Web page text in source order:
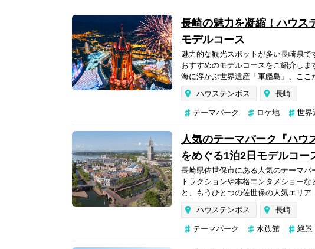
長崎の魅力を凝縮！ハウス
モデルコース
魅力的な観光スポットが多い長崎県
おすすめのモデルコースをご紹介し
海に浮かぶ世界遺産「軍艦島」、こ
ハウステンボス
長崎
テーマパーク ロケ地 世界
人気のテーマパーク『ハウ
をめぐる1泊2日モデルコー
長崎県佐世保市にある人気のテーマ
トラクションや本格エンタメショー
と、もうひとつの佐世保の人気エリ
ハウステンボス
長崎
テーマパーク 水族館 絶景